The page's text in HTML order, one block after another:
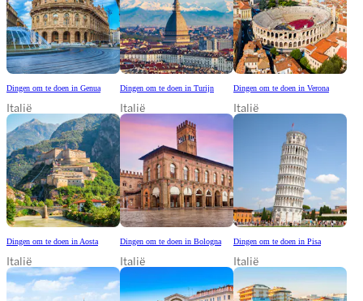
Dingen om te doen in Genua
Italië
Dingen om te doen in Turijn
Italië
Dingen om te doen in Verona
Italië
Dingen om te doen in Aosta
Italië
Dingen om te doen in Bologna
Italië
Dingen om te doen in Pisa
Italië